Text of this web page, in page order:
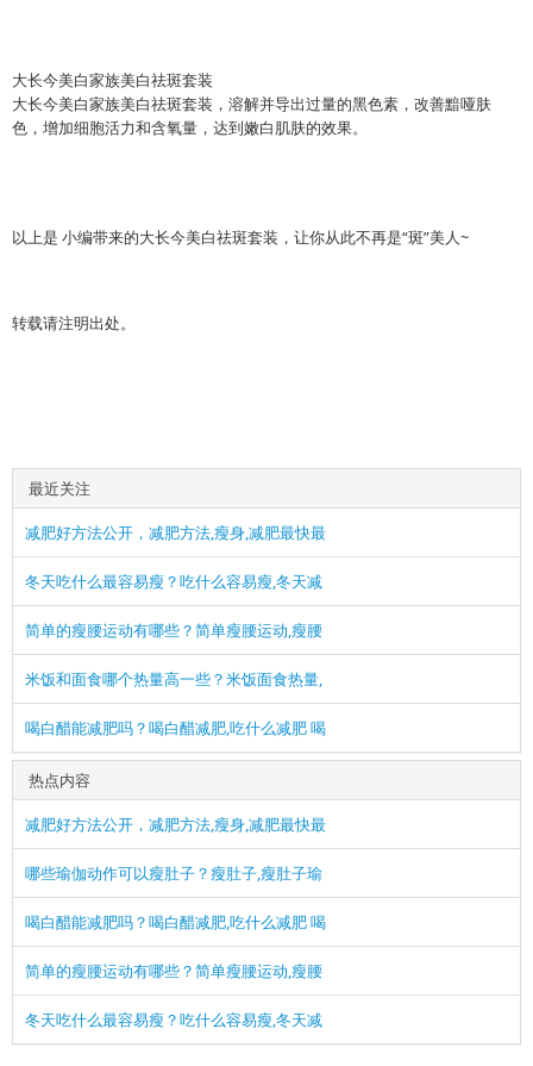
大长今美白家族美白祛斑套装
大长今美白家族美白祛斑套装，溶解并导出过量的黑色素，改善黯哑肤
色，增加细胞活力和含氧量，达到嫩白肌肤的效果。
以上是 小编带来的大长今美白祛斑套装，让你从此不再是“斑”美人~
转载请注明出处。
最近关注
减肥好方法公开，减肥方法,瘦身,减肥最快最
冬天吃什么最容易瘦？吃什么容易瘦,冬天减
简单的瘦腰运动有哪些？简单瘦腰运动,瘦腰
米饭和面食哪个热量高一些？米饭面食热量,
喝白醋能减肥吗？喝白醋减肥,吃什么减肥 喝
热点内容
减肥好方法公开，减肥方法,瘦身,减肥最快最
哪些瑜伽动作可以瘦肚子？瘦肚子,瘦肚子瑜
喝白醋能减肥吗？喝白醋减肥,吃什么减肥 喝
简单的瘦腰运动有哪些？简单瘦腰运动,瘦腰
冬天吃什么最容易瘦？吃什么容易瘦,冬天减